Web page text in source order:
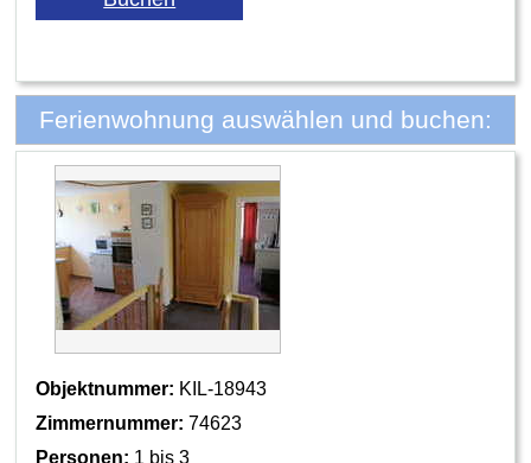
Ferienwohnung auswählen und buchen:
Objektnummer: KIL-18943
Zimmernummer: 74623
Personen: 1 bis 3